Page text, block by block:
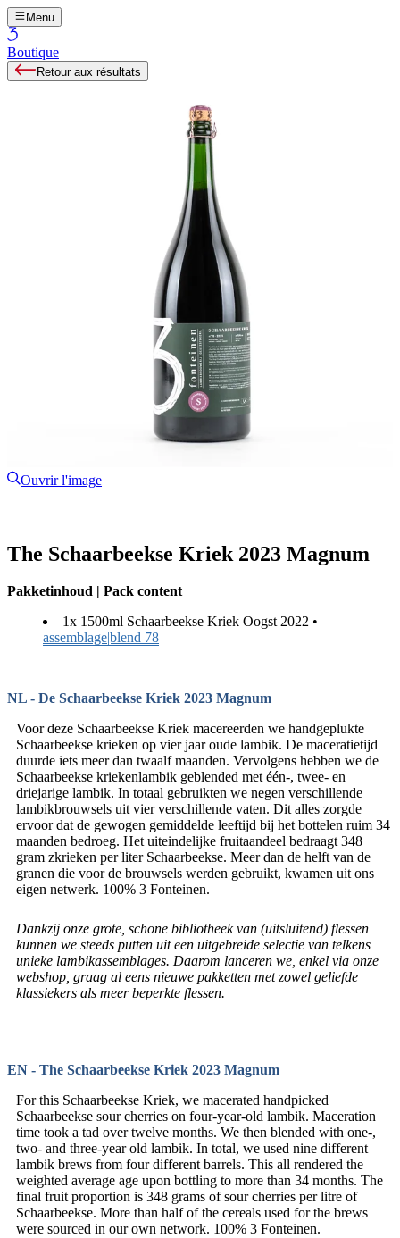
Menu
Boutique
Retour aux résultats
Ouvrir l'image
The Schaarbeekse Kriek 2023 Magnum
Pakketinhoud | Pack content
1x 1500ml Schaarbeekse Kriek Oogst 2022 •
assemblage|blend 78
NL - De Schaarbeekse Kriek 2023 Magnum
Voor deze Schaarbeekse Kriek macereerden we handgeplukte
Schaarbeekse krieken op vier jaar oude lambik. De maceratietijd
duurde iets meer dan twaalf maanden. Vervolgens hebben we de
Schaarbeekse kriekenlambik geblended met één-, twee- en
driejarige lambik. In totaal gebruikten we negen verschillende
lambikbrouwsels uit vier verschillende vaten. Dit alles zorgde
ervoor dat de gewogen gemiddelde leeftijd bij het bottelen ruim 34
maanden bedroeg. Het uiteindelijke fruitaandeel bedraagt ​​348
gram zkrieken per liter Schaarbeekse. Meer dan de helft van de
granen die voor de brouwsels werden gebruikt, kwamen uit ons
eigen netwerk. 100% 3 Fonteinen.
Dankzij onze grote, schone bibliotheek van (uitsluitend) flessen
kunnen we steeds putten uit een uitgebreide selectie van telkens
unieke lambikassemblages. Daarom lanceren we, enkel via onze
webshop, graag al eens nieuwe pakketten met zowel geliefde
klassiekers als meer beperkte flessen.
EN - The Schaarbeekse Kriek 2023 Magnum
For this Schaarbeekse Kriek, we macerated handpicked
Schaarbeekse sour cherries on four-year-old lambik. Maceration
time took a tad over twelve months. We then blended with one-,
two- and three-year old lambik. In total, we used nine different
lambik brews from four different barrels. This all rendered the
weighted average age upon bottling to more than 34 months. The
final fruit proportion is 348 grams of sour cherries per litre of
Schaarbeekse. More than half of the cereals used for the brews
were sourced in our own network. 100% 3 Fonteinen.